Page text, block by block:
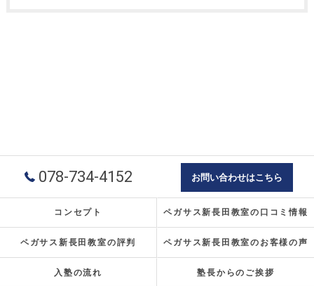
078-734-4152 お問い合わせはこちら
コンセプト ペガサス新長田教室の口コミ情報
ペガサス新長田教室の評判 ペガサス新長田教室のお客様の声
入塾の流れ 塾長からのご挨拶